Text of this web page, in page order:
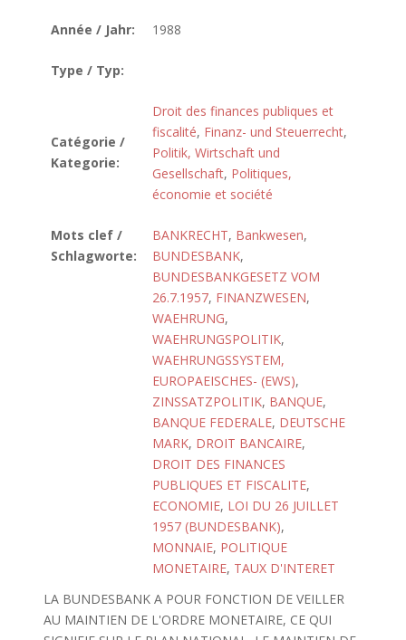
Année / Jahr: 1988
Type / Typ:
Catégorie /
Kategorie:
Droit des finances publiques et
fiscalité, Finanz- und Steuerrecht,
Politik, Wirtschaft und
Gesellschaft, Politiques,
économie et société
Mots clef /
Schlagworte:
BANKRECHT, Bankwesen,
BUNDESBANK,
BUNDESBANKGESETZ VOM
26.7.1957, FINANZWESEN,
WAEHRUNG,
WAEHRUNGSPOLITIK,
WAEHRUNGSSYSTEM,
EUROPAEISCHES- (EWS),
ZINSSATZPOLITIK, BANQUE,
BANQUE FEDERALE, DEUTSCHE
MARK, DROIT BANCAIRE,
DROIT DES FINANCES
PUBLIQUES ET FISCALITE,
ECONOMIE, LOI DU 26 JUILLET
1957 (BUNDESBANK),
MONNAIE, POLITIQUE
MONETAIRE, TAUX D'INTERET
LA BUNDESBANK A POUR FONCTION DE VEILLER
AU MAINTIEN DE L'ORDRE MONETAIRE, CE QUI